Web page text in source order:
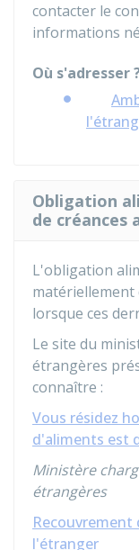
contacter le
informations
Où s'adresser
Obligation
de
L'obligation
matériellement
lorsque ces
Le site du
étrangères
connaître :
Vous résidez
d'aliments est
Ministère
étrangères
Recouvrement
l'étranger